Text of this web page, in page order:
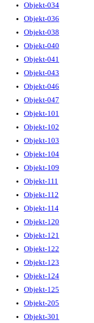
Objekt-034
Objekt-036
Objekt-038
Objekt-040
Objekt-041
Objekt-043
Objekt-046
Objekt-047
Objekt-101
Objekt-102
Objekt-103
Objekt-104
Objekt-109
Objekt-111
Objekt-112
Objekt-114
Objekt-120
Objekt-121
Objekt-122
Objekt-123
Objekt-124
Objekt-125
Objekt-205
Objekt-301